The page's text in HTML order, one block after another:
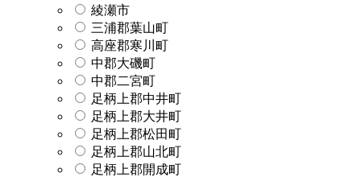
綾瀬市
三浦郡葉山町
高座郡寒川町
中郡大磯町
中郡二宮町
足柄上郡中井町
足柄上郡大井町
足柄上郡松田町
足柄上郡山北町
足柄上郡開成町